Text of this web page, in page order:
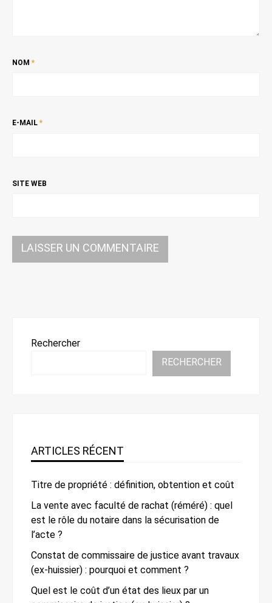
NOM *
E-MAIL *
SITE WEB
Rechercher
RECHERCHER
ARTICLES RÉCENT
Titre de propriété : définition, obtention et coût
La vente avec faculté de rachat (réméré) : quel
est le rôle du notaire dans la sécurisation de
l’acte ?
Constat de commissaire de justice avant travaux
(ex-huissier) : pourquoi et comment ?
Quel est le coût d’un état des lieux par un